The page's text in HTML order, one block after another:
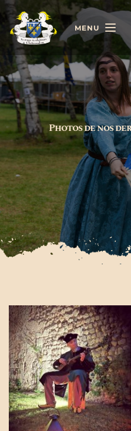
Passer
au
contenu
MENU
Photos de nos